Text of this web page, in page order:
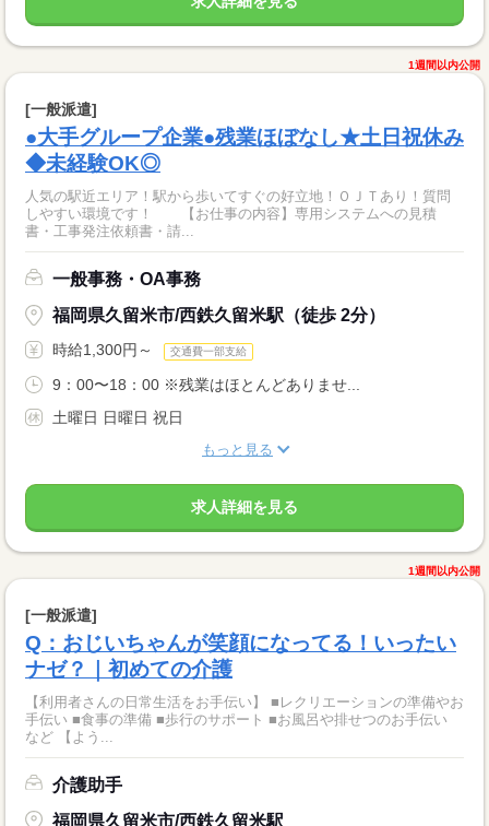
1週間以内公開
[一般派遣]
●大手グループ企業●残業ほぼなし★土日祝休み
◆未経験OK◎
人気の駅近エリア！駅から歩いてすぐの好立地！ＯＪＴあり！質問
しやすい環境です！ 【お仕事の内容】専用システムへの見積
書・工事発注依頼書・請...
一般事務・OA事務
福岡県久留米市/西鉄久留米駅（徒歩 2分）
時給1,300円～ 交通費一部支給
9：00〜18：00 ※残業はほとんどありませ...
土曜日 日曜日 祝日
もっと見る
求人詳細を見る
1週間以内公開
[一般派遣]
Q：おじいちゃんが笑顔になってる！いったい
ナゼ？｜初めての介護
【利用者さんの日常生活をお手伝い】 ■レクリエーションの準備やお
手伝い ■食事の準備 ■歩行のサポート ■お風呂や排せつのお手伝い
など 【よう...
介護助手
福岡県久留米市/西鉄久留米駅